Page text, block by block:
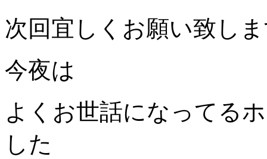
次回宜しくお願い致し
今夜は
よくお世話になってる
した